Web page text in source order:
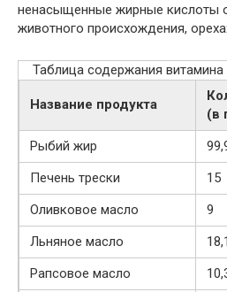
ненасыщенные жирные кислоты
животного происхождения,
Таблица содержания витамина
Название продукта
(в
Рыбий жир
Печень трески
15
Оливковое масло
9
Льняное масло
18,1
Рапсовое масло